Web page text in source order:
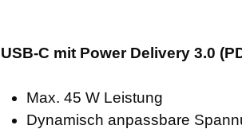
USB-C mit Power Delivery 3.0
Max. 45 W Leistung
Dynamisch anpassbare